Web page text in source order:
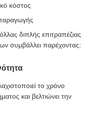
κόστος
διπλής επιτραπέζιας
συμβάλλει παρέχοντας:
το χρόνο
και βελτιώνει την